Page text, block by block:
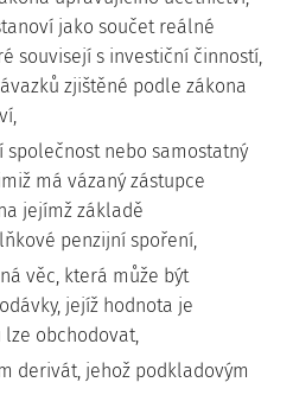
jako součet reálné
souvisejí s investiční činností,
zjištěné podle zákona
společnost nebo samostatný
má vázaný zástupce
jejímž základě
penzijní spoření,
věc, která může být
jejíž hodnota je
obchodovat,
derivát, jehož podkladovým